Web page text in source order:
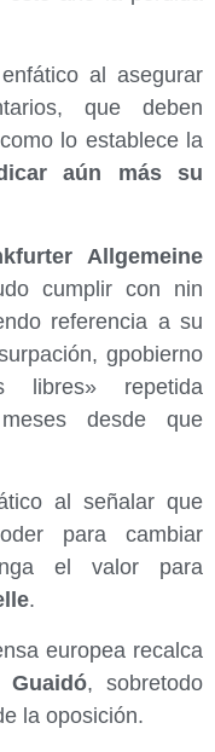
al asegurar
que deben
lo establece la
aún más su
Allgemeine
cumplir con nin
referencia a su
gpobierno
libres» repetida
desde que
al señalar que
para cambiar
el valor para
.
europea recalca
Guaidó, sobretodo
la oposición.